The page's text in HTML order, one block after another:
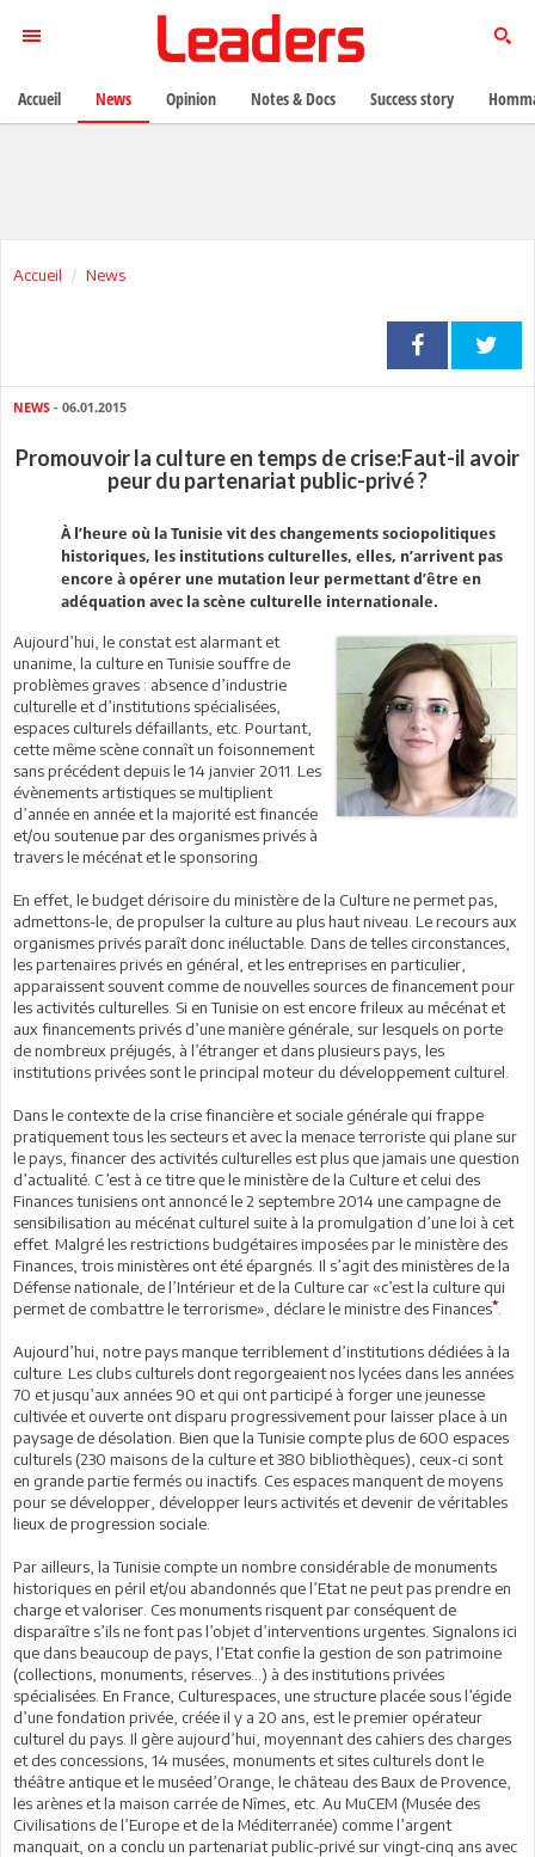
Accueil News
NEWS - 06.01.2015
Promouvoir la culture en temps de crise:Faut-il avoir
peur du partenariat public-privé ?
À l’heure où la Tunisie vit des changements sociopolitiques
historiques, les institutions culturelles, elles, n’arrivent pas
encore à opérer une mutation leur permettant d’être en
adéquation avec la scène culturelle internationale.
Aujourd’hui, le constat est alarmant et
unanime, la culture en Tunisie souffre de
problèmes graves : absence d’industrie
culturelle et d’institutions spécialisées,
espaces culturels défaillants, etc. Pourtant,
cette même scène connaît un foisonnement
sans précédent depuis le 14 janvier 2011. Les
évènements artistiques se multiplient
d’année en année et la majorité est financée
et/ou soutenue par des organismes privés à
travers le mécénat et le sponsoring.
En effet, le budget dérisoire du ministère de la Culture ne permet pas,
admettons-le, de propulser la culture au plus haut niveau. Le recours aux
organismes privés paraît donc inéluctable. Dans de telles circonstances,
les partenaires privés en général, et les entreprises en particulier,
apparaissent souvent comme de nouvelles sources de financement pour
les activités culturelles. Si en Tunisie on est encore frileux au mécénat et
aux financements privés d’une manière générale, sur lesquels on porte
de nombreux préjugés, à l’étranger et dans plusieurs pays, les
institutions privées sont le principal moteur du développement culturel.
Dans le contexte de la crise financière et sociale générale qui frappe
pratiquement tous les secteurs et avec la menace terroriste qui plane sur
le pays, financer des activités culturelles est plus que jamais une question
d’actualité. C’est à ce titre que le ministère de la Culture et celui des
Finances tunisiens ont annoncé le 2 septembre 2014 une campagne de
sensibilisation au mécénat culturel suite à la promulgation d’une loi à cet
effet. Malgré les restrictions budgétaires imposées par le ministère des
Finances, trois ministères ont été épargnés. Il s’agit des ministères de la
Défense nationale, de l’Intérieur et de la Culture car «c’est la culture qui
permet de combattre le terrorisme», déclare le ministre des Finances*
Aujourd’hui, notre pays manque terriblement d’institutions dédiées à la
culture. Les clubs culturels dont regorgeaient nos lycées dans les années
70 et jusqu’aux années 90 et qui ont participé à forger une jeunesse
cultivée et ouverte ont disparu progressivement pour laisser place à un
paysage de désolation. Bien que la Tunisie compte plus de 600 espaces
culturels (230 maisons de la culture et 380 bibliothèques), ceux-ci sont
en grande partie fermés ou inactifs. Ces espaces manquent de moyens
pour se développer, développer leurs activités et devenir de véritables
lieux de progression sociale.
Par ailleurs, la Tunisie compte un nombre considérable de monuments
historiques en péril et/ou abandonnés que l’Etat ne peut pas prendre en
charge et valoriser. Ces monuments risquent par conséquent de
disparaître s’ils ne font pas l’objet d’interventions urgentes. Signalons ici
que dans beaucoup de pays, l’Etat confie la gestion de son patrimoine
(collections, monuments, réserves…) à des institutions privées
spécialisées. En France, Culturespaces, une structure placée sous l’égide
d’une fondation privée, créée il y a 20 ans, est le premier opérateur
culturel du pays. Il gère aujourd’hui, moyennant des cahiers des charges
et des concessions, 14 musées, monuments et sites culturels dont le
théâtre antique et le muséed’Orange, le château des Baux de Provence,
les arènes et la maison carrée de Nîmes, etc. Au MuCEM (Musée des
Civilisations de l’Europe et de la Méditerranée) comme l’argent
manquait, on a conclu un partenariat public-privé sur vingt-cinq ans avec
Accueil News Opinion Notes & Docs Success story